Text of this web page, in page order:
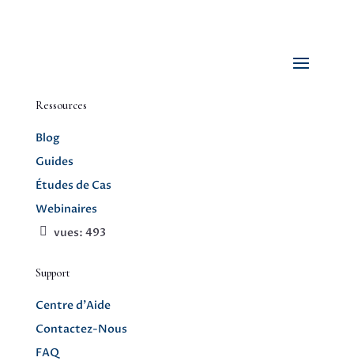
Ressources
Blog
Guides
Études de Cas
Webinaires
vues: 493
Support
Centre d’Aide
Contactez-Nous
FAQ